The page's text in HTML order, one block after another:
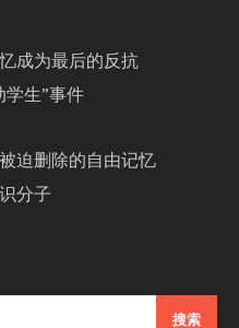
成为最后的反抗
学生”事件
迫删除的自由记忆
分子